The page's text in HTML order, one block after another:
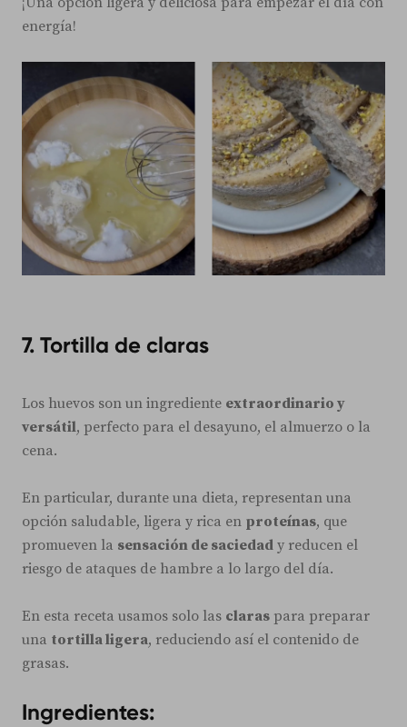
energía!
7. Tortilla de claras
Los huevos son un ingrediente extraordinario y
versátil, perfecto para el desayuno, el almuerzo o la
cena.
En particular, durante una dieta, representan una
opción saludable, ligera y rica en proteínas, que
promueven la sensación de saciedad y reducen el
riesgo de ataques de hambre a lo largo del día.
En esta receta usamos solo las claras para preparar
una tortilla ligera, reduciendo así el contenido de
grasas.
Ingredientes: